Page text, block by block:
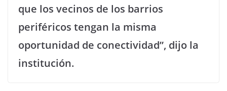
que los vecinos de los barrios
periféricos tengan la misma
oportunidad de conectividad”, dijo la
institución.